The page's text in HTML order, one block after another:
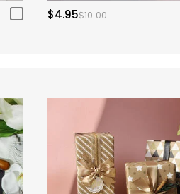
$4.95$10.00